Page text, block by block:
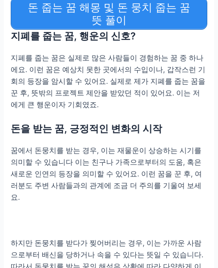
돈 줍는 꿈 해몽 및 돈 뭉치 줍는 꿈
뜻 풀이
지폐를 줍는 꿈, 행운의 신호?
지폐를 줍는 꿈은 실제로 많은 사람들이 경험하는 꿈 중 하나
에요. 이런 꿈은 예상치 못한 곳에서의 수입이나, 갑작스런 기
회의 등장을 암시할 수 있어요. 실제로 제가 지폐를 줍는 꿈을
꾼 후, 뜻밖의 프로젝트 제안을 받았던 적이 있어요. 이는 저
에게 큰 행운이자 기회였죠.
돈을 받는 꿈, 긍정적인 변화의 시작
꿈에서 돈뭉치를 받는 경우, 이는 재물운이 상승하는 시기를
의미할 수 있습니다 이는 친구나 가족으로부터의 도움, 혹은
새로운 인연의 등장을 의미할 수 있어요. 이런 꿈을 꾼 후, 여
러분도 주변 사람들과의 관계에 조금 더 주의를 기울여 보세
요.
하지만 돈뭉치를 받다가 찢어버리는 경우, 이는 가까운 사람
으로부터 배신을 당하거나 속을 수 있다는 뜻일 수 있습니다.